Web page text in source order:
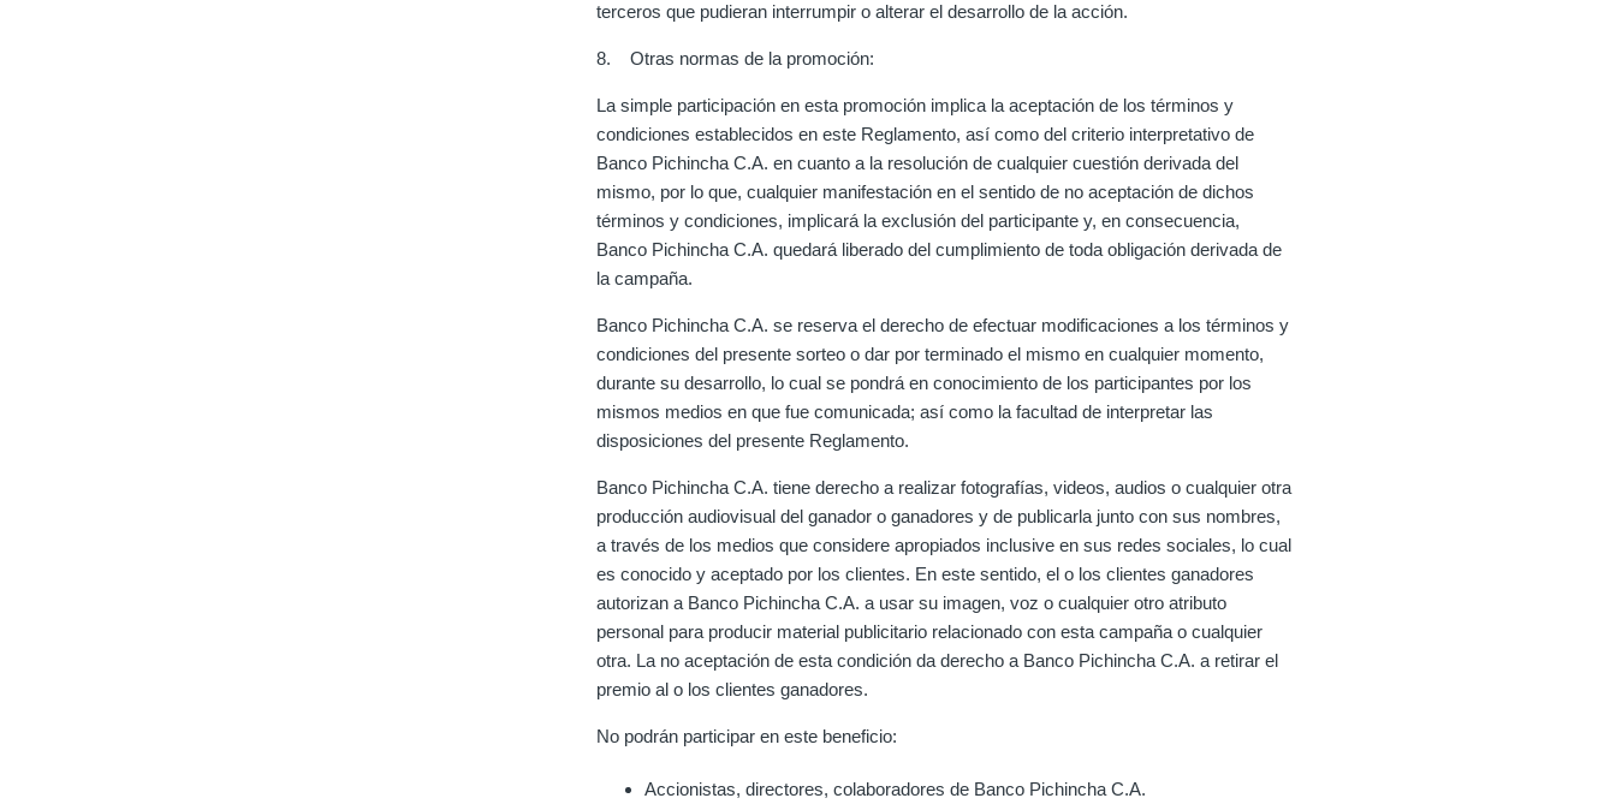
terceros que pudieran interrumpir o alterar el desarrollo de la acción.
8. Otras normas de la promoción:
La simple participación en esta promoción implica la aceptación de los términos y
condiciones establecidos en este Reglamento, así como del criterio interpretativo de
Banco Pichincha C.A. en cuanto a la resolución de cualquier cuestión derivada del
mismo, por lo que, cualquier manifestación en el sentido de no aceptación de dichos
términos y condiciones, implicará la exclusión del participante y, en consecuencia,
Banco Pichincha C.A. quedará liberado del cumplimiento de toda obligación derivada de
la campaña.
Banco Pichincha C.A. se reserva el derecho de efectuar modificaciones a los términos y
condiciones del presente sorteo o dar por terminado el mismo en cualquier momento,
durante su desarrollo, lo cual se pondrá en conocimiento de los participantes por los
mismos medios en que fue comunicada; así como la facultad de interpretar las
disposiciones del presente Reglamento.
Banco Pichincha C.A. tiene derecho a realizar fotografías, videos, audios o cualquier otra
producción audiovisual del ganador o ganadores y de publicarla junto con sus nombres,
a través de los medios que considere apropiados inclusive en sus redes sociales, lo cual
es conocido y aceptado por los clientes. En este sentido, el o los clientes ganadores
autorizan a Banco Pichincha C.A. a usar su imagen, voz o cualquier otro atributo
personal para producir material publicitario relacionado con esta campaña o cualquier
otra. La no aceptación de esta condición da derecho a Banco Pichincha C.A. a retirar el
premio al o los clientes ganadores.
No podrán participar en este beneficio:
Accionistas, directores, colaboradores de Banco Pichincha C.A.